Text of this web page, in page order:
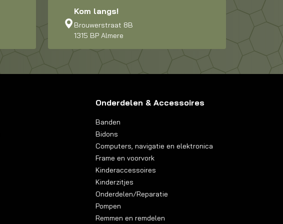
Kom langs!
Brouwerstraat 8B
1315 BP Almere
Onderdelen & Accessoires
Banden
Bidons
Computers, navigatie en elektronica
Frame en voorvork
Kinderaccessoires
Kinderzitjes
Onderdelen/Reparatie
Pompen
Remmen en remdelen